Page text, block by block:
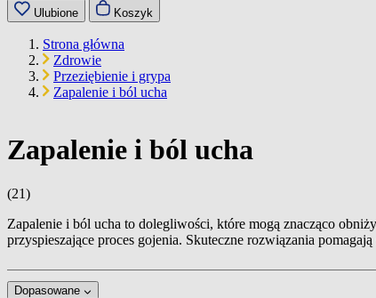
Ulubione Koszyk
Strona główna
Zdrowie
Przeziębienie i grypa
Zapalenie i ból ucha
Zapalenie i ból ucha
(21)
Zapalenie i ból ucha to dolegliwości, które mogą znacząco
przyspieszające proces gojenia. Skuteczne rozwiązania
Dopasowane